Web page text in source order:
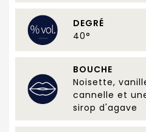
DEGRÉ
40°
BOUCHE
Noisette,
cannelle et
sirop d'agave